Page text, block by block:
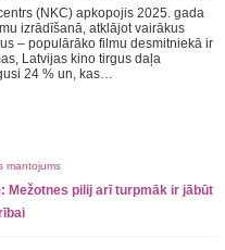
(NKC) apkopojis 2025. gada
izrādīšanā, atklājot vairākus
– populārāko filmu desmitniekā ir
Latvijas kino tirgus daļa
24 % un, kas…
mantojums
Mežotnes pilij arī turpmāk ir jābūt